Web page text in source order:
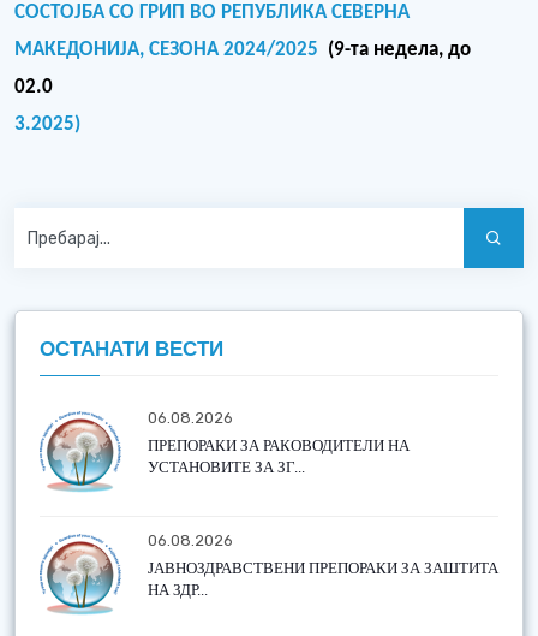
СОСТОЈБА СО ГРИП ВО РЕПУБЛИКА СЕВЕРНА
МАКЕДОНИЈА, СЕЗОНА 2024/2025 (9-та недела, до
02.0
3.2025)
ОСТАНАТИ ВЕСТИ
06.08.2026
ПРЕПОРАКИ ЗА РАКОВОДИТЕЛИ НА
УСТАНОВИТЕ ЗА ЗГ...
06.08.2026
ЈАВНОЗДРАВСТВЕНИ ПРЕПОРАКИ ЗА ЗАШТИТА
НА ЗДР...